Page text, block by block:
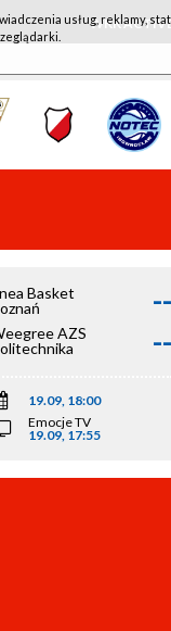
WKK
Basket
--
AZS
--
19.09, 18:00
Emocje TV
19.09, 17:55
usług, reklamy,